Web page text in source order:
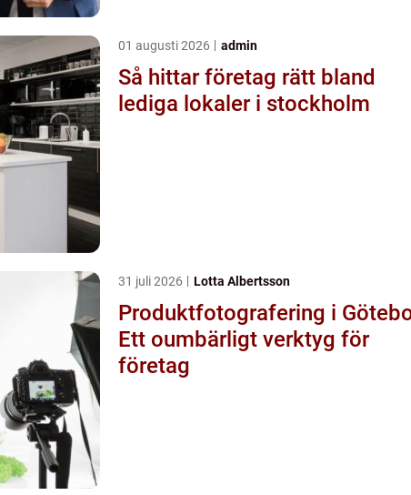
01 augusti 2026 admin
Så hittar företag rätt bland
lediga lokaler i stockholm
31 juli 2026 Lotta Albertsson
Produktfotografering i
Ett oumbärligt verktyg för
företag